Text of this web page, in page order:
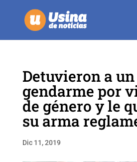
Detuvieron a un
gendarme por
de género y le
su arma
Dic 11, 2019